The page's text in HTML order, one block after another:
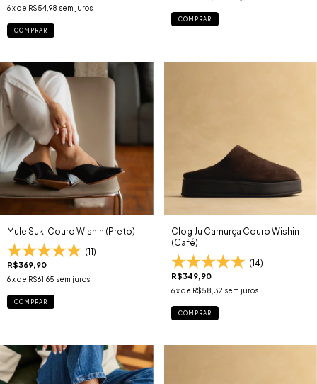
6x de R$54,98 sem juros
COMPRAR
COMPRAR
Mule Suki Couro Wishin (Preto)
(11)
R$369,90
6x de R$61,65 sem juros
COMPRAR
Clog Ju Camurça Couro Wishin
(Café)
(14)
R$349,90
6 x de R$58,32 sem juros
COMPRAR